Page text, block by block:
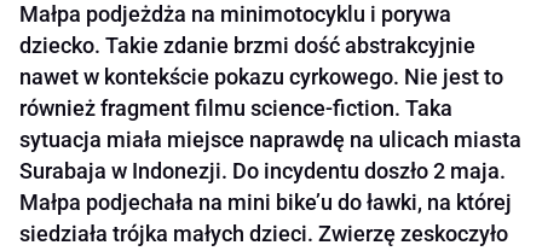
Małpa podjeżdża na minimotocyklu i porywa
dziecko. Takie zdanie brzmi dość abstrakcyjnie
nawet w kontekście pokazu cyrkowego. Nie jest to
również fragment filmu science-fiction. Taka
sytuacja miała miejsce naprawdę na ulicach miasta
Surabaja w Indonezji. Do incydentu doszło 2 maja.
Małpa podjechała na mini bike’u do ławki, na której
siedziała trójka małych dzieci. Zwierzę zeskoczyło